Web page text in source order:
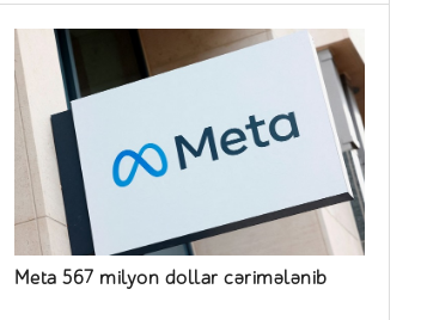
Meta 567 milyon dollar cərimələnib